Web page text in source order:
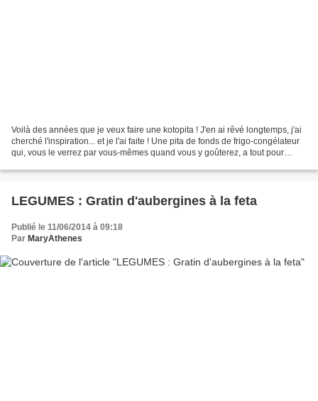
Voilà des années que je veux faire une kotopita ! J'en ai rêvé longtemps, j'ai
cherché l'inspiration... et je l'ai faite ! Une pita de fonds de frigo-congélateur
qui, vous le verrez par vous-mêmes quand vous y goûterez, a tout pour
LEGUMES : Gratin d'aubergines à la feta
Publié le 11/06/2014 à 09:18
Par MaryAthenes